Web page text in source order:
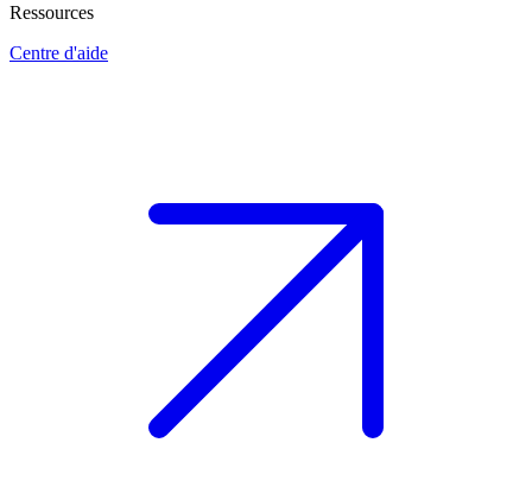
Ressources
Centre d'aide